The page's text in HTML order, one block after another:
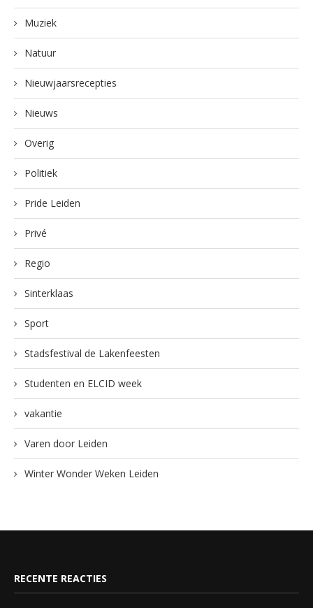
Muziek
Natuur
Nieuwjaarsrecepties
Nieuws
Overig
Politiek
Pride Leiden
Privé
Regio
Sinterklaas
Sport
Stadsfestival de Lakenfeesten
Studenten en ELCID week
vakantie
Varen door Leiden
Winter Wonder Weken Leiden
RECENTE REACTIES